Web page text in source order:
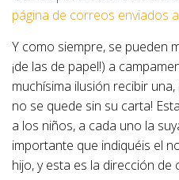
página de correos enviados
Y como siempre, se pueden
¡de las de papel!) a
muchísima ilusión recibir
no se quede sin su carta!
a los niños, a cada uno la
importante que indiquéis el
hijo, y esta es la dirección de